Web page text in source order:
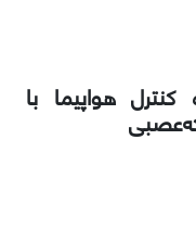
هواپیما با